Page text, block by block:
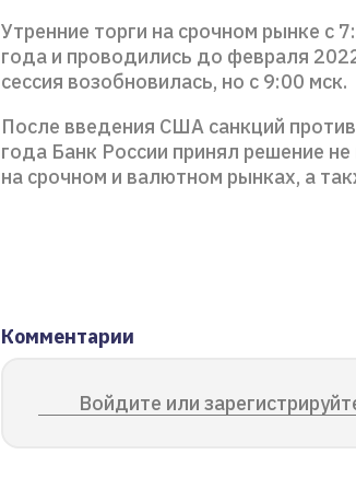
Утренние торги на срочном рынке с
года и проводились до февраля
сессия возобновилась, но с 9:00 мск.
После введения США санкций
года Банк России принял решение
на срочном и валютном рынках, а
Комментарии
Войдите или